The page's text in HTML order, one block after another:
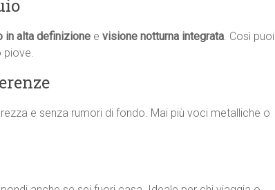
in alta definizione e visione notturna integrata. Così puoi
piove.
e senza rumori di fondo. Mai più voci metalliche o